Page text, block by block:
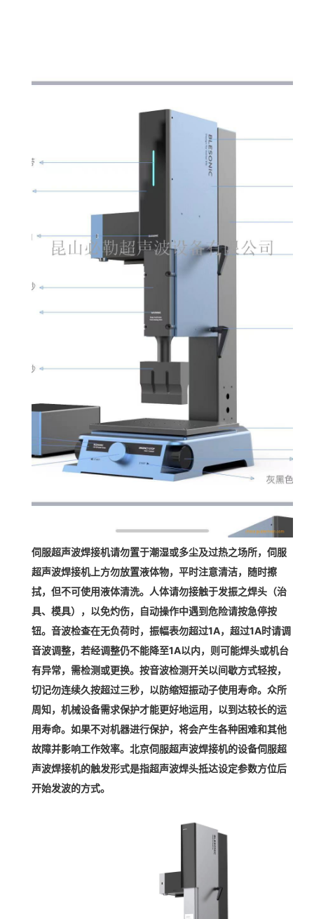
伺服超声波焊接机请勿置于潮湿或多尘及过热之场所，伺服
超声波焊接机上方勿放置液体物，平时注意清洁，随时擦
拭，但不可使用液体清洗。人体请勿接触于发振之焊头（治
具、模具），以免灼伤，自动操作中遇到危险请按急停按
钮。音波检查在无负荷时，振幅表勿超过1A，超过1A时请调
音波调整，若经调整仍不能降至1A以内，则可能焊头或机台
有异常，需检测或更换。按音波检测开关以间歇方式轻按，
切记勿连续久按超过三秒，以防缩短振动子使用寿命。众所
周知，机械设备需求保护才能更好地运用，以到达较长的运
用寿命。如果不对机器进行保护，将会产生各种困难和其他
故障并影响工作效率。北京伺服超声波焊接机的设备伺服超
声波焊接机的触发形式是指超声波焊头抵达设定参数方位后
开始发波的方式。